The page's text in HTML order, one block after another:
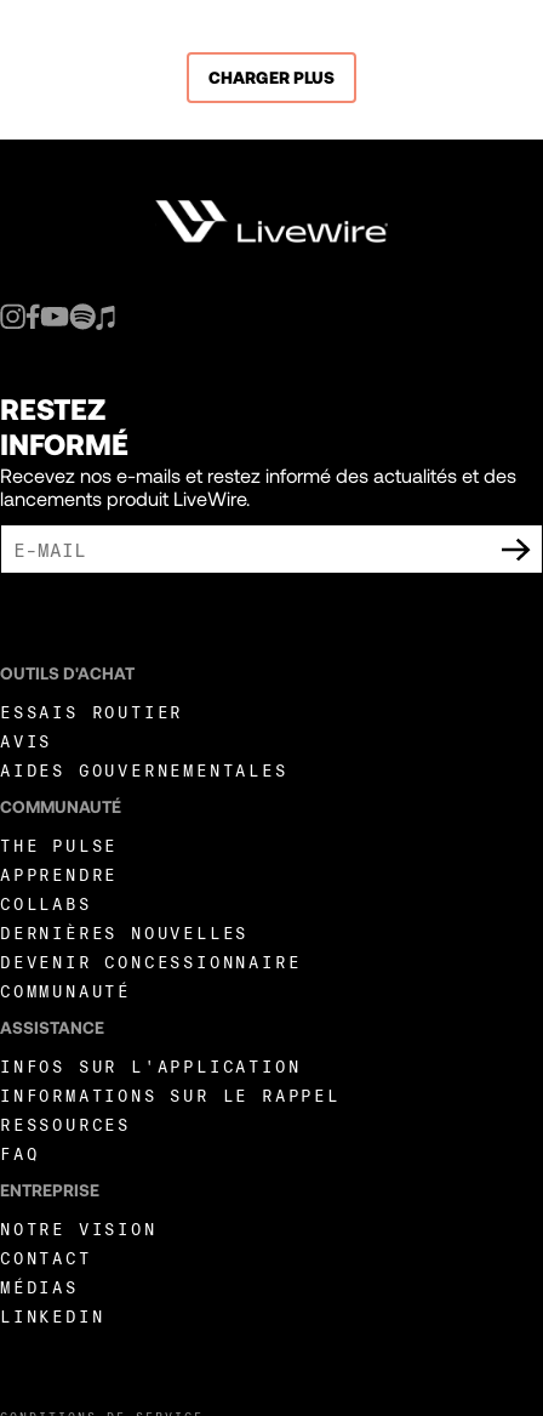
CHARGER PLUS
RESTEZ
INFORMÉ
Recevez nos e-mails et restez informé des actualités et des
lancements produit LiveWire.
OUTILS D'ACHAT
ESSAIS ROUTIER
AVIS
AIDES GOUVERNEMENTALES
COMMUNAUTÉ
THE PULSE
APPRENDRE
COLLABS
DERNIÈRES NOUVELLES
DEVENIR CONCESSIONNAIRE
COMMUNAUTÉ
ASSISTANCE
INFOS SUR L'APPLICATION
INFORMATIONS SUR LE RAPPEL
RESSOURCES
FAQ
ENTREPRISE
NOTRE VISION
CONTACT
MÉDIAS
LINKEDIN